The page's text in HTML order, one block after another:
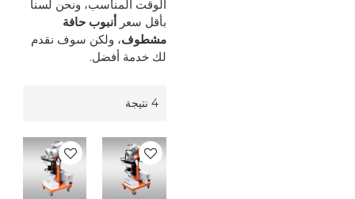
الوقت المناسب، ونحن لسنا
بأقل سعر أنبوب حافة
مشطوف، ولكن سوف نقدم
لك خدمة أفضل.
4 نتيجة